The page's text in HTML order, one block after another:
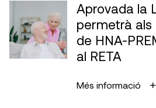
Aprovada la
permetrà als
de HNA-
al RETA
Més informació